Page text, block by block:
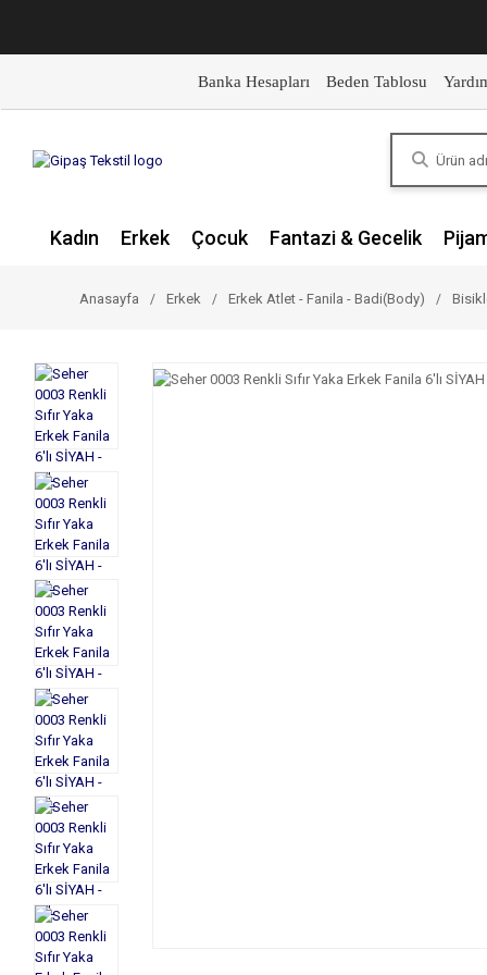
Banka Hesapları Beden Tablosu
Kadın Erkek Çocuk Fantazi & Gecelik
Anasayfa Erkek Erkek Atlet - Fanila - Badi(Body)